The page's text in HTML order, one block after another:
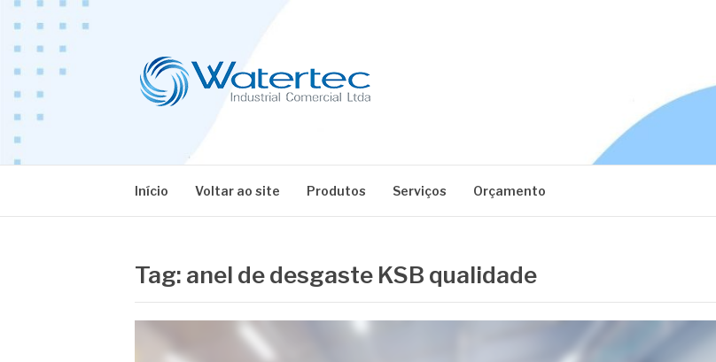
Pular
para
conteúdo
Início Voltar ao site Produtos Serviços Orçamento
Tag: anel de desgaste KSB qualidade